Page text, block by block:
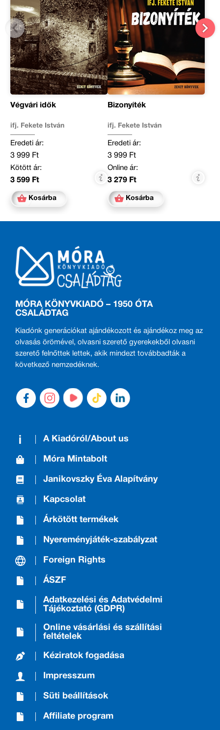
Végvári idők
ifj. Fekete István
Eredeti ár:
3 999 Ft
Kötött ár:
3 599 Ft
Kosárba
Bizonyíték
ifj. Fekete István
Eredeti ár:
3 999 Ft
Online ár:
3 279 Ft
Kosárba
MÓRA KÖNYVKIADÓ – 1950 ÓTA
CSALÁDTAG
Kiadónk generációkat ajándékozott és ajándékoz meg az
olvasás örömével, olvasni szerető gyerekekből olvasni
szerető felnőttek lettek, akik mindezt továbbadták a
következő nemzedéknek.
A Kiadóról/About us
Móra Mintabolt
Janikovszky Éva Alapítvány
Kapcsolat
Árkötött termékek
Nyereményjáték-szabályzat
Foreign Rights
ÁSZF
Adatkezelési és Adatvédelmi
Tájékoztató (GDPR)
Online vásárlási és szállítási
feltételek
Kéziratok fogadása
Impresszum
Süti beállítások
Affiliate program